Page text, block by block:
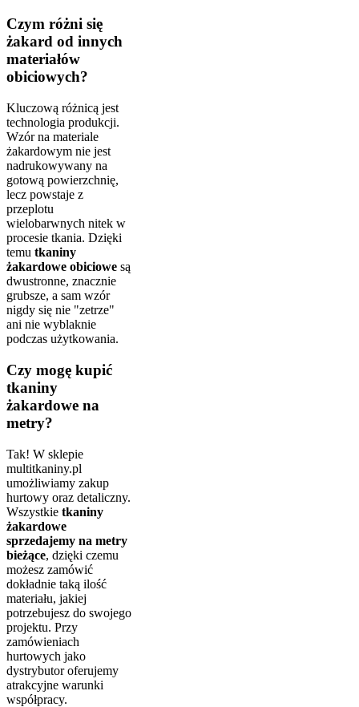
Czym różni się
żakard od innych
materiałów
obiciowych?
Kluczową różnicą jest
technologia produkcji.
Wzór na materiale
żakardowym nie jest
nadrukowywany na
gotową powierzchnię,
lecz powstaje z
przeplotu
wielobarwnych nitek w
procesie tkania. Dzięki
temu tkaniny
żakardowe obiciowe są
dwustronne, znacznie
grubsze, a sam wzór
nigdy się nie "zetrze"
ani nie wyblaknie
podczas użytkowania.
Czy mogę kupić
tkaniny
żakardowe na
metry?
Tak! W sklepie
multitkaniny.pl
umożliwiamy zakup
hurtowy oraz detaliczny.
Wszystkie tkaniny
żakardowe
sprzedajemy na metry
bieżące, dzięki czemu
możesz zamówić
dokładnie taką ilość
materiału, jakiej
potrzebujesz do swojego
projektu. Przy
zamówieniach
hurtowych jako
dystrybutor oferujemy
atrakcyjne warunki
współpracy.